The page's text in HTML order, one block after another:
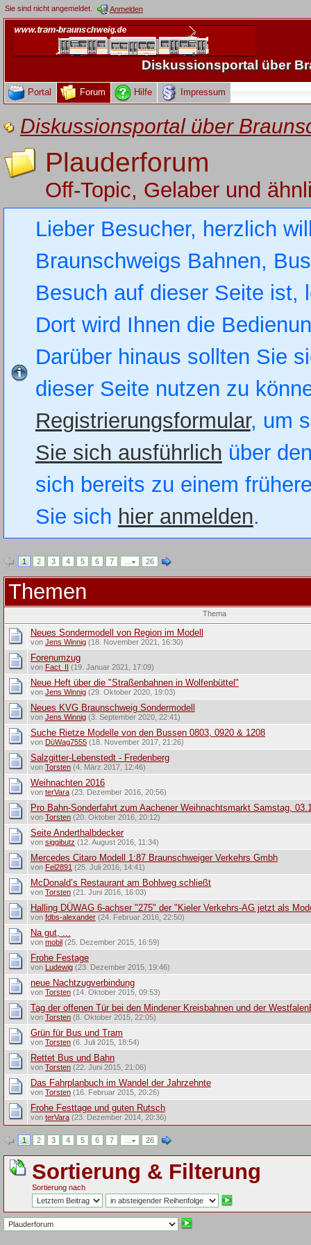
Sie sind nicht angemeldet. Anmelden
Diskussionsportal über
Portal Forum Hilfe Impressum
Diskussionsportal über
Plauderforum
Off-Topic, Gelaber und
Lieber Besucher, herzlich
Braunschweigs Bahnen,
Besuch auf dieser Seite
Dort wird Ihnen die
Darüber hinaus sollten Sie
dieser Seite nutzen zu
Registrierungsformular, um
Sie sich ausführlich über
sich bereits zu einem
Sie sich hier anmelden.
1 2 3 4 5 6 7 … 26
Themen
Thema
Neues Sondermodell von Region im Modell
von Jens Winnig(18. November 2021, 16:30)
Forenumzug
von Fact_II (19. Januar 2021, 17:09)
Neue Heft über die "Straßenbahnen in Wolfenbüttel"
von Jens Winnig(29. Oktober 2020, 19:03)
Neues KVG Braunschweig Sondermodell
von Jens Winnig(3. September 2020, 22:41)
Suche Rietze Modelle von den Bussen 0803, 0920 & 1208
von DüWag7555(18. November 2017, 21:26)
Salzgitter-Lebenstedt - Fredenberg
von Torsten(4. März 2017, 12:46)
Weihnachten 2016
von terVara(23. Dezember 2016, 20:56)
Pro Bahn-Sonderfahrt zum Aachener Weihnachtsmarkt Samstag,
von Torsten(20. Oktober 2016, 20:12)
Seite Anderthalbdecker
von siggibutz (12. August 2016, 11:34)
Mercedes Citaro Modell 1:87 Braunschweiger Verkehrs Gmbh
von Fel2891(25. Juli 2016, 14:41)
McDonald’s Restaurant am Bohlweg schließt
von Torsten(21. Juni 2016, 16:03)
Halling DÜWAG 6-achser "275" der "Kieler Verkehrs-AG jetzt als
von fdbs-alexander(24. Februar 2016, 22:50)
Na gut, ...
von mobil (25. Dezember 2015, 16:59)
Frohe Festage
von Ludewig(23. Dezember 2015, 19:46)
neue Nachtzugverbindung
von Torsten(14. Oktober 2015, 09:53)
Tag der offenen Tür bei den Mindener Kreisbahnen und der
von Torsten(8. Oktober 2015, 22:05)
Grün für Bus und Tram
von Torsten(6. Juli 2015, 18:54)
Rettet Bus und Bahn
von Torsten(22. Juni 2015, 21:06)
Das Fahrplanbuch im Wandel der Jahrzehnte
von Torsten(16. Februar 2015, 20:26)
Frohe Festtage und guten Rutsch
von terVara(23. Dezember 2014, 20:36)
1 2 3 4 5 6 7 26
Sortierung & Filterung
Sortierung nach